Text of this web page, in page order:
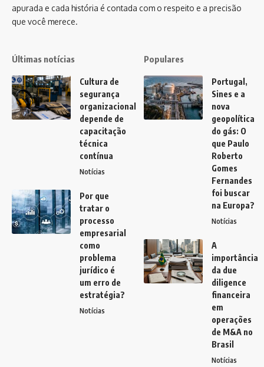
apurada e cada história é contada com o respeito e a precisão
que você merece.
Últimas notícias
Cultura de
segurança
organizacional
depende de
capacitação
técnica
contínua
Notícias
Por que
tratar o
processo
empresarial
como
problema
jurídico é
um erro de
estratégia?
Notícias
Populares
Portugal,
Sines e a
nova
geopolítica
do gás: O
que Paulo
Roberto
Gomes
Fernandes
foi buscar
na Europa?
Notícias
A
importância
da due
diligence
financeira
em
operações
de M&A no
Brasil
Notícias